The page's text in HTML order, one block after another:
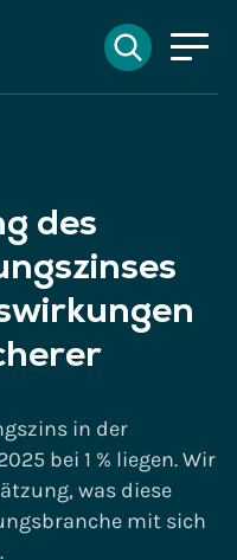
DE
des
in der
bei 1 % liegen. Wir
was diese
mit sich